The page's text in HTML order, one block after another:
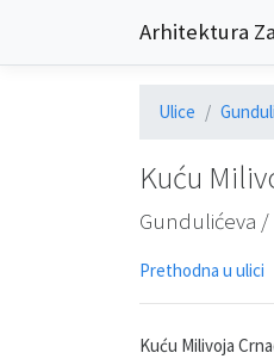
Arhitektura
Ulice
Kuću
Gundulićeva /
Prethodna u ulici
Kuću Milivoja